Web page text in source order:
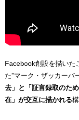
Facebook創設を描いた
た”マーク・ザッカーバ
去」と「証言録取のた
在」が交互に描かれる